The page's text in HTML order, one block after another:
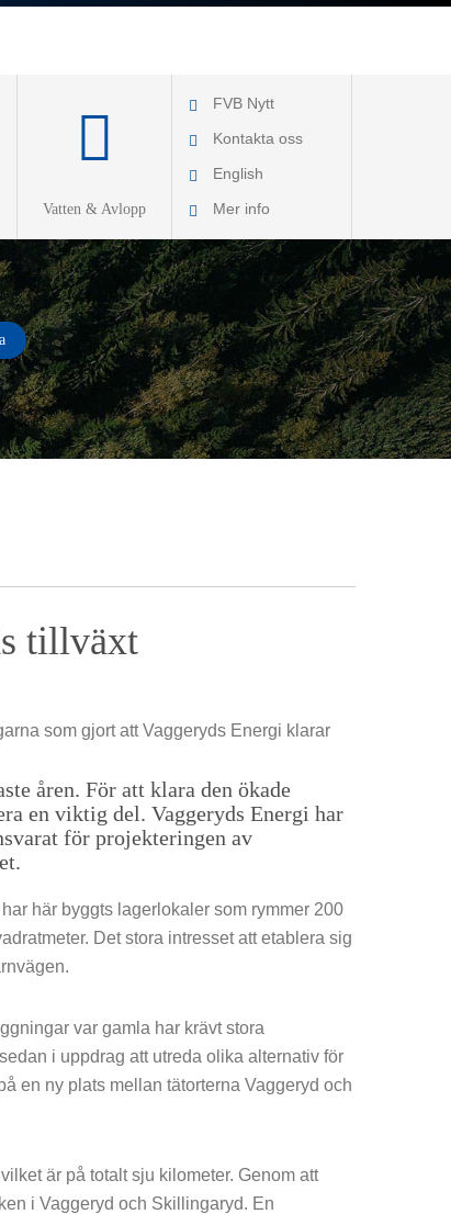
Vatten & Avlopp
FVB Nytt
Kontakta oss
English
Mer info
Om FVB
FoU
Utbildning
FVB-Nytt som pdf
tillväxt
som gjort att Vaggeryds Energi klarar
åren. För att klara den ökade
en viktig del. Vaggeryds Energi har
för projekteringen av
här byggts lagerlokaler som rymmer 200
Det stora intresset att etablera sig
var gamla har krävt stora
i uppdrag att utreda olika alternativ för
en ny plats mellan tätorterna Vaggeryd och
är på totalt sju kilometer. Genom att
i Vaggeryd och Skillingaryd. En